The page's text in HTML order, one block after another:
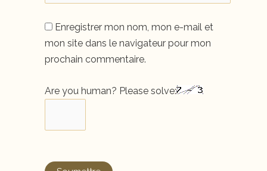
Enregistrer mon nom, mon e-mail et
mon site dans le navigateur pour mon
prochain commentaire.
Are you human? Please solve: